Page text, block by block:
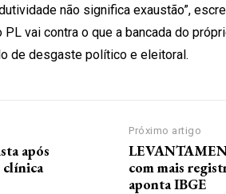
não significa exaustão”,
vai contra o que a bancada do
de desgaste político e eleitoral.
após
clínica
Próximo artigo
com mais
aponta IBGE